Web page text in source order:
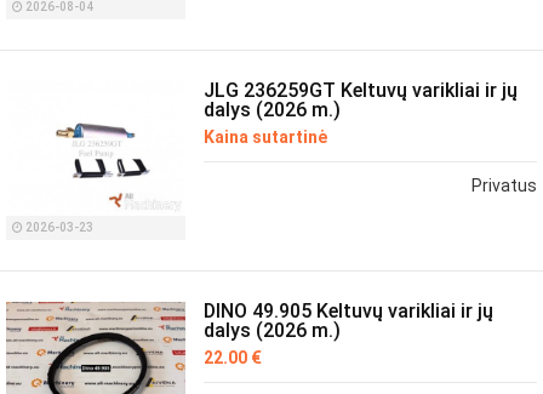
2026-08-04
2026-03-23
JLG 236259GT Keltuvų varikliai ir jų
dalys (2026 m.)
Kaina sutartinė
Privatus
DINO 49.905 Keltuvų varikliai ir jų
dalys (2026 m.)
22.00 €